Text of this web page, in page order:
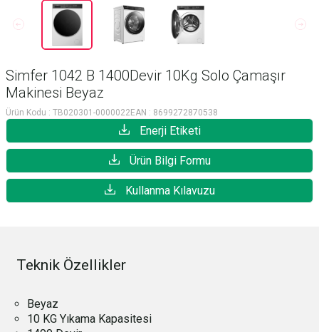
Simfer 1042 B 1400Devir 10Kg Solo Çamaşır
Makinesi Beyaz
Ürün Kodu : TB020301-0000022EAN : 8699272870538
Enerji Etiketi
Ürün Bilgi Formu
Kullanma Kılavuzu
Teknik Özellikler
Beyaz
10 KG Yıkama Kapasitesi